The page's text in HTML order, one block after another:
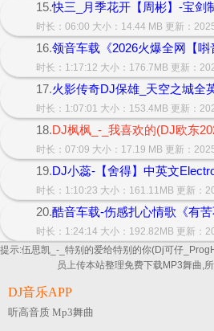
15.快三_月季花开【周彬】-宝剑
时长：06:00 大小：14.44 MB 更新：
16.领音车载《2026火爆全网【
时长：1:17:12 大小：176.7MB 更新：
17.火影传奇DJ保雄_天空之城全
时长：1:07:01 大小：153.4MB 更新：
18.DJ枫枫_-_我喜欢的(DJ欧东
时长：07:09 大小：17.19 MB 更新：
19.DJ小蕊-【舍得】中英文
时长：1:10:23 大小：161.11MB 更新：
20.酷音车载-伤感扎心情歌《有
时长：1:24:14 大小：192.82MB 更新：
提示:伍思凯_-_特别的爱给特别的你(Dj可仔
员上传本站整理免费下载MP3舞曲,
DJ音乐APP
听高音质 Mp3舞曲